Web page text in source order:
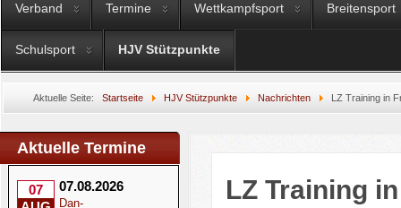
Verband Termine Wettkampfsport Breitensport
Schulsport HJV Stützpunkte
Aktuelle Seite: Startseite HJV Stützpunkte Nachrichten LZ Training in
Aktuelle Termine
07
07.08.2026
Dan-
LZ Training